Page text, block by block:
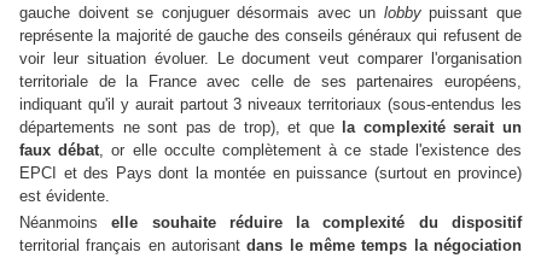
gauche doivent se conjuguer désormais avec un lobbypuissant que
représente la majorité de gauche des conseils généraux qui refusent de
voir leur situation évoluer. Le document veut comparer l'organisation
territoriale de la France avec celle de ses partenaires européens,
indiquant qu'il y aurait partout 3 niveaux territoriaux (sous-entendus les
départements ne sont pas de trop), et que la complexité serait un
faux débat , or elle occulte complètement à ce stade l'existence des
EPCI et des Pays dont la montée en puissance (surtout en province)
est évidente.
Néanmoinselle souhaite réduire la complexité du dispositif
territorial français en autorisantdans le même temps la négociation